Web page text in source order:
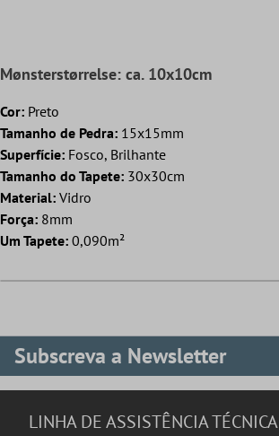
Mønsterstørrelse: ca. 10x10cm
Cor: Preto
Tamanho de Pedra: 15x15mm
Superfície: Fosco, Brilhante
Tamanho do Tapete: 30x30cm
Material: Vidro
Força: 8mm
Um Tapete: 0,090m²
Subscreva a Newsletter
LINHA DE ASSISTÊNCIA TÉCNICA